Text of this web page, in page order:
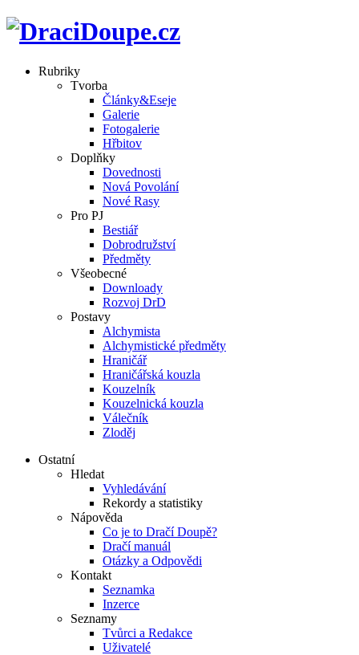
Rubriky
Tvorba
Články&Eseje
Galerie
Fotogalerie
Hřbitov
Doplňky
Dovednosti
Nová Povolání
Nové Rasy
Pro PJ
Bestiář
Dobrodružství
Předměty
Všeobecné
Downloady
Rozvoj DrD
Postavy
Alchymista
Alchymistické předměty
Hraničář
Hraničářská kouzla
Kouzelník
Kouzelnická kouzla
Válečník
Zloděj
Ostatní
Hledat
Vyhledávání
Rekordy a statistiky
Nápověda
Co je to Dračí Doupě?
Dračí manuál
Otázky a Odpovědi
Kontakt
Seznamka
Inzerce
Seznamy
Tvůrci a Redakce
Uživatelé